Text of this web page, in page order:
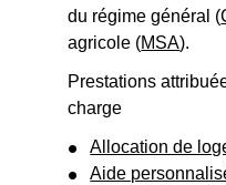
du régime général (
agricole (MSA).
Prestations
charge
Allocation de
Aide